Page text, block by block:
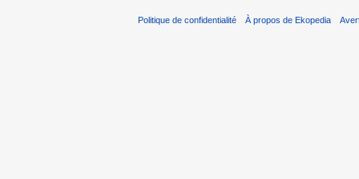
Politique de confidentialité À propos de Ekopedia